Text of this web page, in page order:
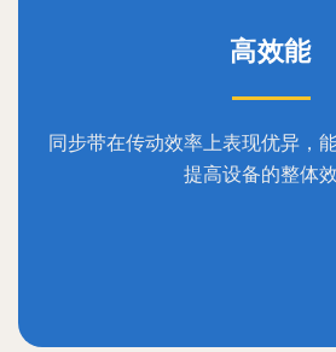
高效能
同步带在传动效率上表现优异，
提高设备的整体